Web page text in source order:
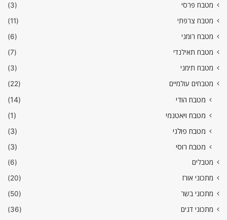
מטבח פרסי
(3)
מטבח צרפתי
(11)
מטבח רומני
(6)
מטבח תאילנדי
(7)
מטבח תימני
(3)
מטבחים עולמיים
(22)
מטבח הודי
(14)
מטבח ויאטנמי
(1)
מטבח פולני
(3)
מטבח רוסי
(3)
מטבלים
(6)
מתכוני אורז
(20)
מתכוני בשר
(50)
מתכוני דגים
(36)